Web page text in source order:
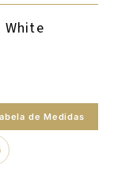
White
de Medidas